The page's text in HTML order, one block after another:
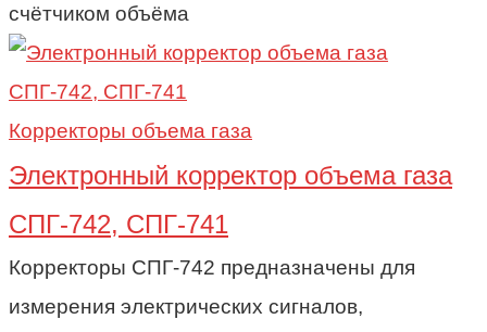
счётчиком объёма
Корректоры объема газа
Электронный корректор объема газа
СПГ-742, СПГ-741
Корректоры СПГ-742 предназначены для
измерения электрических сигналов,